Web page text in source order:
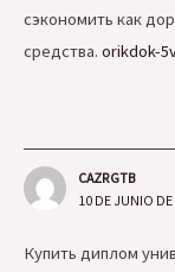
сэкономить как
средства. orikdok-
CAZRGTB
10 DE JUNIO
Купить диплом